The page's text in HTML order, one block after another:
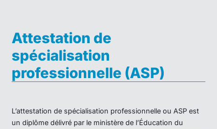
Attestation de
spécialisation
professionnelle (ASP)
L’attestation de spécialisation professionnelle ou ASP est
un diplôme délivré par le ministère de l’Éducation du